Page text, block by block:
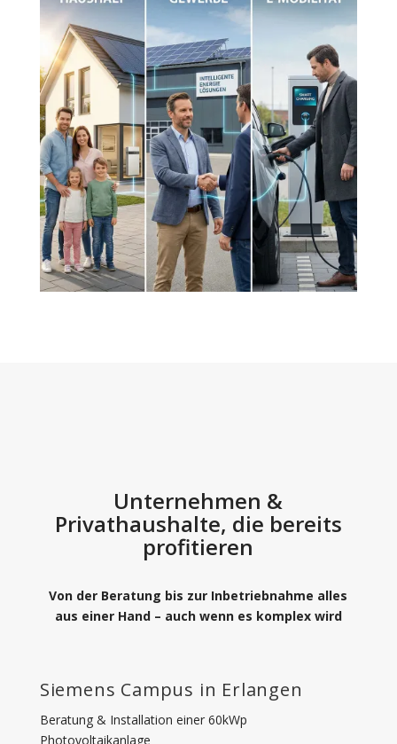
Unternehmen &
Privathaushalte, die bereits
profitieren
Von der Beratung bis zur Inbetriebnahme alles
aus einer Hand – auch wenn es komplex wird
Siemens Campus in Erlangen
Beratung & Installation einer 60kWp
Photovoltaikanlage